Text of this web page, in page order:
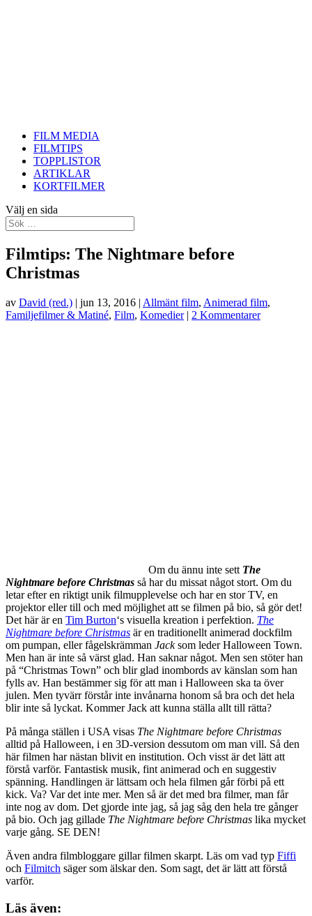
FILM MEDIA
FILMTIPS
TOPPLISTOR
ARTIKLAR
KORTFILMER
Välj en sida
Filmtips: The Nightmare before
Christmas
av David (red.) | jun 13, 2016 | Allmänt film, Animerad film,
Familjefilmer & Matiné, Film, Komedier| 2 Kommentarer
Om du ännu inte sett The
Nightmare before Christmas så har du missat något stort. Om du
letar efter en riktigt unik filmupplevelse och har en stor TV, en
projektor eller till och med möjlighet att se filmen på bio, så gör det!
Det här är en Tim Burton‘s visuella kreation i perfektion. The
Nightmare before Christmas är en traditionellt animerad dockfilm
om pumpan, eller fågelskrämman Jacksom leder Halloween Town.
Men han är inte så värst glad. Han saknar något. Men sen stöter han
på “Christmas Town” och blir glad inombords av känslan som han
fylls av. Han bestämmer sig för att man i Halloween ska ta över
julen. Men tyvärr förstår inte invånarna honom så bra och det hela
blir inte så lyckat. Kommer Jack att kunna ställa allt till rätta?
På många ställen i USA visas The Nightmare before Christmas
alltid på Halloween, i en 3D-version dessutom om man vill. Så den
här filmen har nästan blivit en institution. Och visst är det lätt att
förstå varför. Fantastisk musik, fint animerad och en suggestiv
spänning. Handlingen är lättsam och hela filmen går förbi på ett
kick. Va? Var det inte mer. Men så är det med bra filmer, man får
inte nog av dom. Det gjorde inte jag, så jag såg den hela tre gånger
på bio. Och jag gillade The Nightmare before Christmas lika mycket
varje gång. SE DEN!
Även andra filmbloggare gillar filmen skarpt. Läs om vad typ Fiffi
och Filmitch säger som älskar den. Som sagt, det är lätt att förstå
varför.
Läs även: